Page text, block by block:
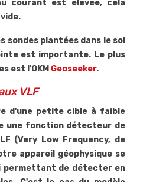
courant est élevée, cela
sondes plantées dans le sol
est importante. Le plus
est l'OKM Geoseeker.
VLF
d'une petite cible à faible
une fonction détecteur de
(Very Low Frequency, de
appareil géophysique se
permettant de détecter en